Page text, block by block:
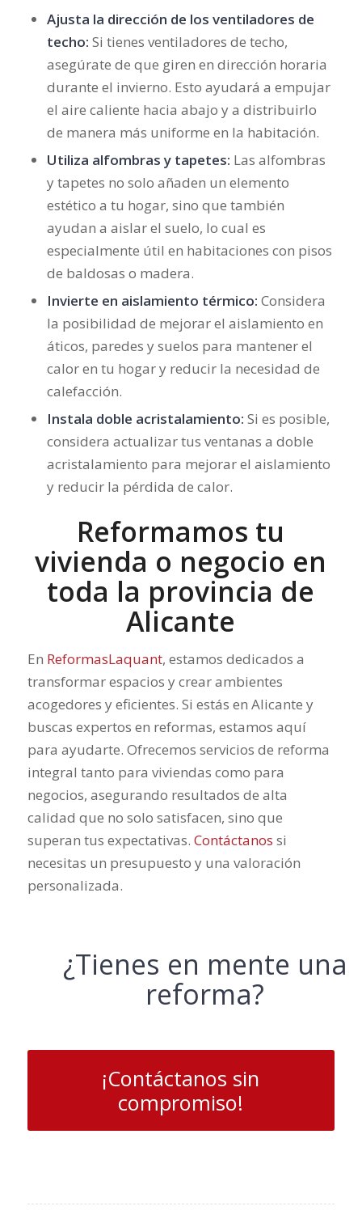
Ajusta la dirección de los ventiladores de
techo: Si tienes ventiladores de techo,
asegúrate de que giren en dirección horaria
durante el invierno. Esto ayudará a empujar
el aire caliente hacia abajo y a distribuirlo
de manera más uniforme en la habitación.
Utiliza alfombras y tapetes: Las alfombras
y tapetes no solo añaden un elemento
estético a tu hogar, sino que también
ayudan a aislar el suelo, lo cual es
especialmente útil en habitaciones con pisos
de baldosas o madera.
Invierte en aislamiento térmico: Considera
la posibilidad de mejorar el aislamiento en
áticos, paredes y suelos para mantener el
calor en tu hogar y reducir la necesidad de
calefacción.
Instala doble acristalamiento: Si es posible,
considera actualizar tus ventanas a doble
acristalamiento para mejorar el aislamiento
y reducir la pérdida de calor.
Reformamos tu
vivienda o negocio en
toda la provincia de
Alicante
En ReformasLaquant, estamos dedicados a
transformar espacios y crear ambientes
acogedores y eficientes. Si estás en Alicante y
buscas expertos en reformas, estamos aquí
para ayudarte. Ofrecemos servicios de reforma
integral tanto para viviendas como para
negocios, asegurando resultados de alta
calidad que no solo satisfacen, sino que
superan tus expectativas. Contáctanos si
necesitas un presupuesto y una valoración
personalizada.
¿Tienes en mente una
reforma?
¡Contáctanos sin
compromiso!